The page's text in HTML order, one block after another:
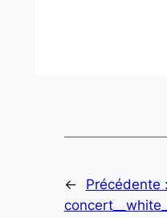
←
Précédente :